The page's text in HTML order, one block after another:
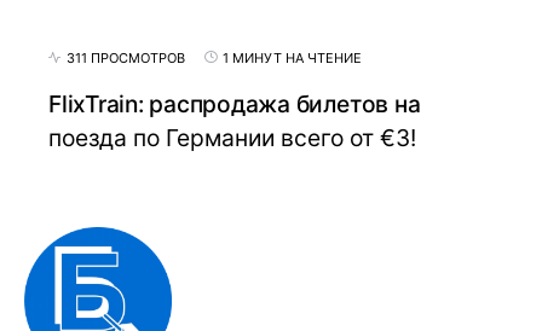
311 ПРОСМОТРОВ 1 МИНУТ НА ЧТЕНИЕ
FlixTrain: распродажа билетов на
поезда по Германии всего от €3!